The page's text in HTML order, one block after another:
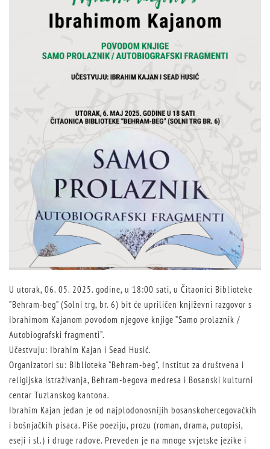
U utorak, 06. 05. 2025. godine, u 18:00 sati, u Čitaonici Biblioteke
”Behram-beg” (Solni trg, br. 6) bit će upriličen književni razgovor s
Ibrahimom Kajanom povodom njegove knjige ”Samo prolaznik /
Autobiografski fragmenti”.
Učestvuju: Ibrahim Kajan i Sead Husić.
Organizatori su: Biblioteka ”Behram-beg”, Institut za društvena i
religijska istraživanja, Behram-begova medresa i Bosanski kulturni
centar Tuzlanskog kantona.
Ibrahim Kajan jedan je od najplodonosnijih bosanskohercegovačkih
i bošnjačkih pisaca. Piše poeziju, prozu (roman, drama, putopisi,
eseji i sl.) i druge radove. Preveden je na mnoge svjetske jezike i